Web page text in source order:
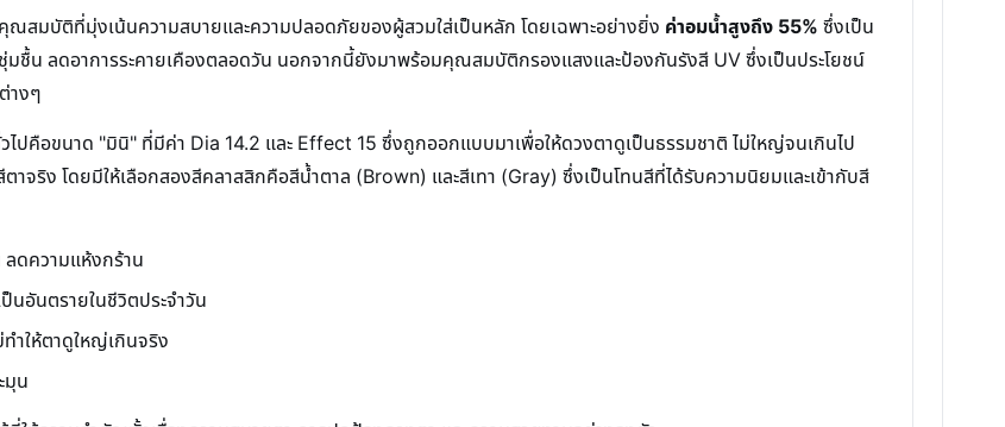
มบัติที่มุ่งเน้นความสบายและความปลอดภัยของผู้สวมใส่เป็นหลัก โดยเฉพาะอย่างยิ่ง ค่าอมน้ำสูงถึง 55% ซึ่งเป็น
ชื้น ลดอาการระคายเคืองตลอดวัน นอกจากนี้ยังมาพร้อมคุณสมบัติกรองแสงและป้องกันรังสี UV ซึ่งเป็นประโยชน์
างๆ
คือขนาด "มินิ" ที่มีค่า Dia 14.2 และ Effect 15 ซึ่งถูกออกแบบมาเพื่อให้ดวงตาดูเป็นธรรมชาติ ไม่ใหญ่จนเกินไป
จริง โดยมีให้เลือกสองสีคลาสสิกคือสีน้ำตาล (Brown) และสีเทา (Gray) ซึ่งเป็นโทนสีที่ได้รับความนิยมและเข้ากับสี
ดความแห้งกร้าน
อันตรายในชีวิตประจำวัน
ำให้ตาดูใหญ่เกินจริง
มุน